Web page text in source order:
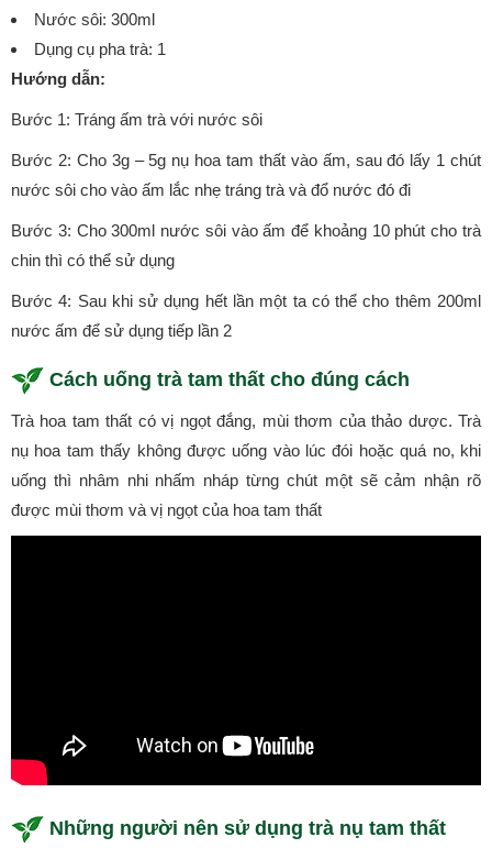
Nước sôi: 300ml
Dụng cụ pha trà: 1
Hướng dẫn:
Bước 1: Tráng ấm trà với nước sôi
Bước 2: Cho 3g – 5g nụ hoa tam thất vào ấm, sau đó lấy 1 chút
nước sôi cho vào ấm lắc nhẹ tráng trà và đổ nước đó đi
Bước 3: Cho 300ml nước sôi vào ấm để khoảng 10 phút cho trà
chin thì có thể sử dụng
Bước 4: Sau khi sử dụng hết lần một ta có thể cho thêm 200ml
nước ấm để sử dụng tiếp lần 2
Cách uống trà tam thất cho đúng cách
Trà hoa tam thất có vị ngọt đắng, mùi thơm của thảo dược. Trà
nụ hoa tam thấy không được uống vào lúc đói hoặc quá no, khi
uống thì nhâm nhi nhấm nháp từng chút một sẽ cảm nhận rõ
được mùi thơm và vị ngọt của hoa tam thất
Những người nên sử dụng trà nụ tam thất